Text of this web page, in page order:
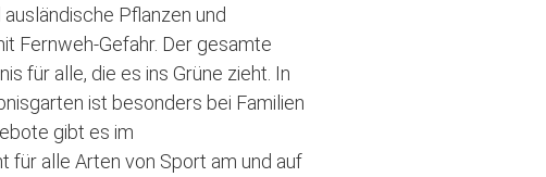
Pflanzen und
Fernweh-Gefahr. Der gesamte
für alle, die es ins Grüne zieht. In
ist besonders bei Familien
gibt es im
für alle Arten von Sport am und auf